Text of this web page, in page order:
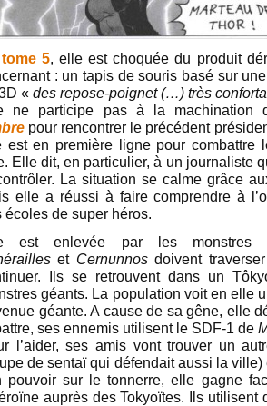
tome 5, elle est choquée du produit
: un tapis de souris basé sur
« des repose-poignet (…) très
ne participe pas à la
pour rencontrer le précédent
est en première ligne pour combattre
Elle dit, en particulier, à un journaliste
La situation se calme grâce
elle a réussi à faire comprendre à
écoles de super héros.
est enlevée par les
et Cernunnosdoivent
Ils se retrouvent dans un
géants. La population voit en elle
géante. A cause de sa gêne, elle
ses ennemis utilisent le SDF-1 de
l’aider, ses amis vont trouver un
de sentaï qui défendait aussi la
pouvoir sur le tonnerre, elle gagne
auprès des Tokyoïtes. Ils utilisent